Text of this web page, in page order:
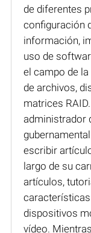
de diferentes
configuración
información,
uso de
el campo de
de archivos,
matrices
administrador
escribir
largo de su
artículos,
dispositivos
vídeo.